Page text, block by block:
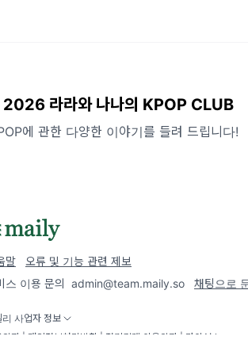
라라와 나나의 KPOP CLUB
에 관한 다양한 이야기를 들려 드립니다!
말
오류 및 기능 관련 제보
스 이용 문의 admin@team.maily.so 채팅으로
리 사업자 정보
약관 | 개인정보처리방침 | 정기결제 이용약관 | 라이선스